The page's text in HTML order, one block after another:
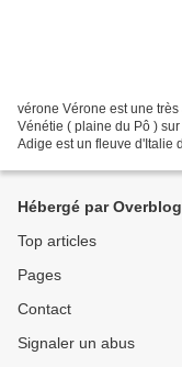
vérone Vérone est une
Vénétie ( plaine du Pô )
Adige est un fleuve d'Italie
Hébergé par Overblog
Top articles
Pages
Contact
Signaler un abus